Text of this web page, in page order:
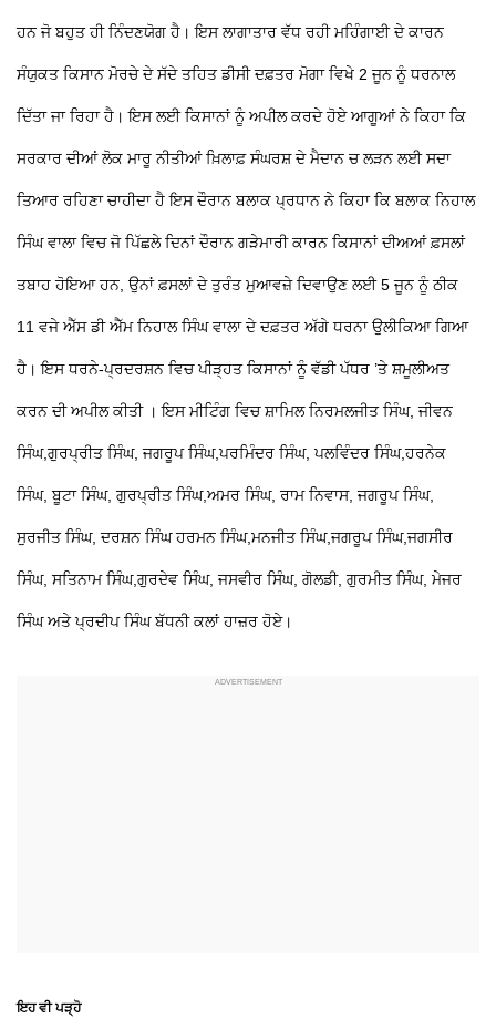
ਹਨ ਜੋ ਬਹੁਤ ਹੀ ਨਿੰਦਣਯੋਗ ਹੈ। ਇਸ ਲਾਗਾਤਾਰ ਵੱਧ ਰਹੀ ਮਹਿੰਗਾਈ ਦੇ ਕਾਰਨ
ਸੰਯੁਕਤ ਕਿਸਾਨ ਮੋਰਚੇ ਦੇ ਸੱਦੇ ਤਹਿਤ ਡੀਸੀ ਦਫ਼ਤਰ ਮੋਗਾ ਵਿਖੇ 2 ਜੂਨ ਨੂੰ ਧਰਨਾਲ
ਦਿੱਤਾ ਜਾ ਰਿਹਾ ਹੈ। ਇਸ ਲਈ ਕਿਸਾਨਾਂ ਨੂੰ ਅਪੀਲ ਕਰਦੇ ਹੋਏ ਆਗੂਆਂ ਨੇ ਕਿਹਾ ਕਿ
ਸਰਕਾਰ ਦੀਆਂ ਲੋਕ ਮਾਰੂ ਨੀਤੀਆਂ ਖ਼ਿਲਾਫ਼ ਸੰਘਰਸ਼ ਦੇ ਮੈਦਾਨ ਚ ਲੜਨ ਲਈ ਸਦਾ
ਤਿਆਰ ਰਹਿਣਾ ਚਾਹੀਦਾ ਹੈ ਇਸ ਦੌਰਾਨ ਬਲਾਕ ਪ੍ਰਧਾਨ ਨੇ ਕਿਹਾ ਕਿ ਬਲਾਕ ਨਿਹਾਲ
ਸਿੰਘ ਵਾਲਾ ਵਿਚ ਜੋ ਪਿੱਛਲੇ ਦਿਨਾਂ ਦੌਰਾਨ ਗੜੇਮਾਰੀ ਕਾਰਨ ਕਿਸਾਨਾਂ ਦੀਅਆਂ ਫ਼ਸਲਾਂ
ਤਬਾਹ ਹੋਇਆ ਹਨ, ਉਨਾਂ ਫ਼ਸਲਾਂ ਦੇ ਤੁਰੰਤ ਮੁਆਵਜ਼ੇ ਦਿਵਾਉਣ ਲਈ 5 ਜੂਨ ਨੂੰ ਠੀਕ
11 ਵਜੇ ਐੱਸ ਡੀ ਐੱਮ ਨਿਹਾਲ ਸਿੰਘ ਵਾਲਾ ਦੇ ਦਫ਼ਤਰ ਅੱਗੇ ਧਰਨਾ ਉਲੀਕਿਆ ਗਿਆ
ਹੈ। ਇਸ ਧਰਨੇ-ਪ੍ਰਦਰਸ਼ਨ ਵਿਚ ਪੀੜ੍ਹਤ ਕਿਸਾਨਾਂ ਨੂੰ ਵੱਡੀ ਪੱਧਰ ’ਤੇ ਸ਼ਮੂਲੀਅਤ
ਕਰਨ ਦੀ ਅਪੀਲ ਕੀਤੀ । ਇਸ ਮੀਟਿੰਗ ਵਿਚ ਸ਼ਾਮਿਲ ਨਿਰਮਲਜੀਤ ਸਿੰਘ, ਜੀਵਨ
ਸਿੰਘ,ਗੁਰਪ੍ਰੀਤ ਸਿੰਘ, ਜਗਰੂਪ ਸਿੰਘ,ਪਰਮਿੰਦਰ ਸਿੰਘ, ਪਲਵਿੰਦਰ ਸਿੰਘ,ਹਰਨੇਕ
ਸਿੰਘ, ਬੂਟਾ ਸਿੰਘ, ਗੁਰਪ੍ਰੀਤ ਸਿੰਘ,ਅਮਰ ਸਿੰਘ, ਰਾਮ ਨਿਵਾਸ, ਜਗਰੂਪ ਸਿੰਘ,
ਸੁਰਜੀਤ ਸਿੰਘ, ਦਰਸ਼ਨ ਸਿੰਘ ਹਰਮਨ ਸਿੰਘ,ਮਨਜੀਤ ਸਿੰਘ,ਜਗਰੂਪ ਸਿੰਘ,ਜਗਸੀਰ
ਸਿੰਘ, ਸਤਿਨਾਮ ਸਿੰਘ,ਗੁਰਦੇਵ ਸਿੰਘ, ਜਸਵੀਰ ਸਿੰਘ, ਗੋਲਡੀ, ਗੁਰਮੀਤ ਸਿੰਘ, ਮੇਜਰ
ਸਿੰਘ ਅਤੇ ਪ੍ਰਦੀਪ ਸਿੰਘ ਬੱਧਨੀ ਕਲਾਂ ਹਾਜ਼ਰ ਹੋਏ।
ਇਹ ਵੀ ਪੜ੍ਹੋ